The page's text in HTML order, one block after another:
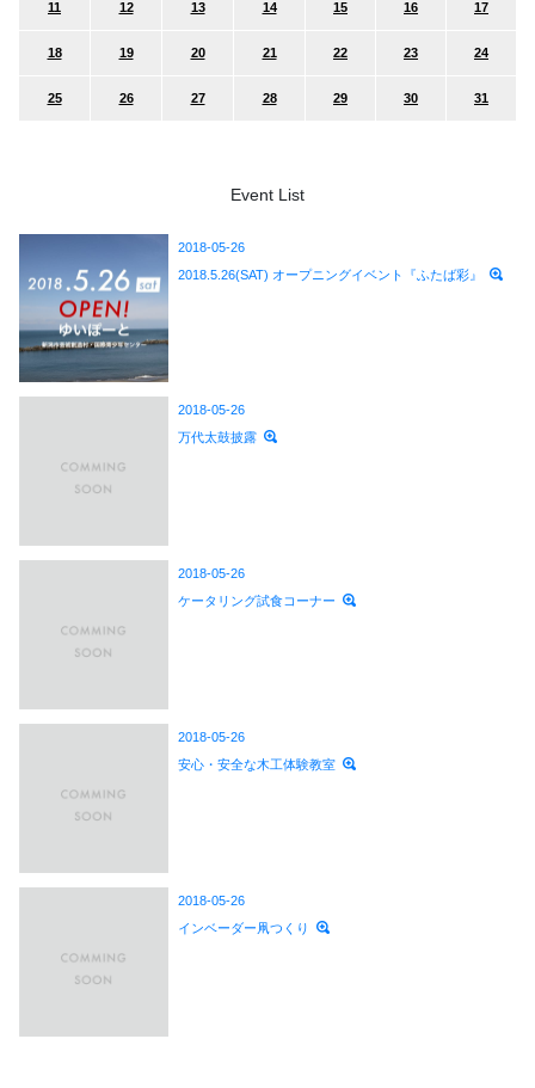
11 12 13 14 15 16 17
18 19 20 21 22 23 24
25 26 27 28 29 30 31
Event List
2018-05-26
2018.5.26(SAT) オープニングイベント『ふたば彩』
2018-05-26
万代太鼓披露
2018-05-26
ケータリング試食コーナー
2018-05-26
安心・安全な木工体験教室
2018-05-26
インベーダー凧つくり